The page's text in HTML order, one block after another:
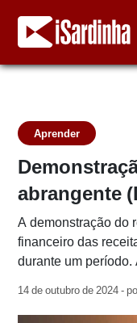
Aprender
abrangente
A demonstração do
financeiro das
durante um
14 de outubro de 2024 -